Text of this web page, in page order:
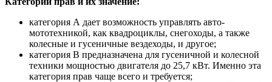
категория А дает возможность управлять авто-
мототехникой, как квадроциклы, снегоходы, а также
колесные и гусеничные вездеходы, и другое;
категория В предназначена для гусеничной и колесной
техники мощностью двигателя до 25,7 кВт. Именно эта
категория прав чаще всего и требуется;